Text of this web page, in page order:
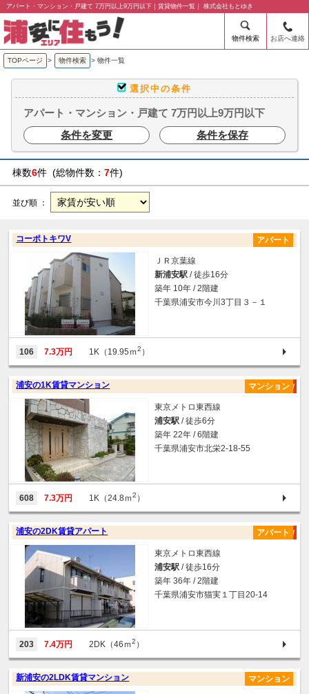
アパート・マンション・戸建て 7万円以上9万円以下｜賃貸物件一覧｜ 株式会社もとゆき
物件検索 お店へ連絡
TOPページ > 物件検索 > 物件一覧
選択中の条件
アパート・マンション・戸建て 7万円以上9万円以下
条件を変更
条件を保存
棟数6件 (総物件数： 7件)
並び順 ：
コーポトキワV アパート
ＪＲ京葉線
新浦安駅 / 徒歩16分
築年 10年 / 2階建
千葉県浦安市今川3丁目３－１
106 7.3万円 1K（19.95ｍ2 ）
浦安の1K賃貸マンション マンション
東京メトロ東西線
浦安駅 / 徒歩6分
築年 22年 / 6階建
千葉県浦安市北栄2-18-55
608 7.3万円 1K（24.8ｍ2 ）
浦安の2DK賃貸アパート アパート
東京メトロ東西線
浦安駅 / 徒歩16分
築年 36年 / 2階建
千葉県浦安市猫実１丁目20-14
203 7.4万円 2DK（46ｍ2 ）
新浦安の2LDK賃貸マンション マンション